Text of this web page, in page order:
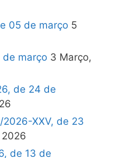
05 de março 5
de março 3 Março,
de 24 de
2026-XXV, de 23
2026
de 13 de